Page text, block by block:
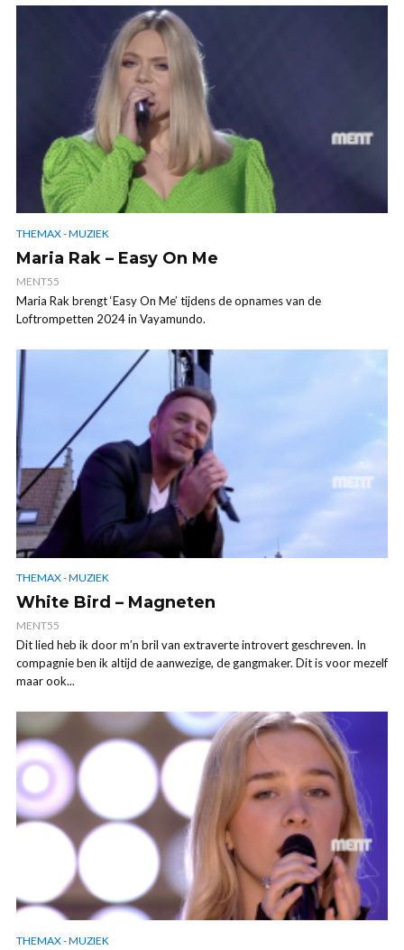
THEMAX - MUZIEK
Maria Rak – Easy On Me
MENT55
Maria Rak brengt ‘Easy On Me’ tijdens de opnames van de
Loftrompetten 2024 in Vayamundo.
THEMAX - MUZIEK
White Bird – Magneten
MENT55
Dit lied heb ik door m’n bril van extraverte introvert geschreven. In
compagnie ben ik altijd de aanwezige, de gangmaker. Dit is voor mezelf
maar ook...
THEMAX - MUZIEK